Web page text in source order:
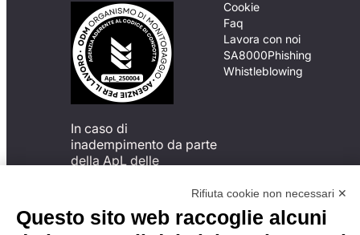
In caso di
inadempimento da parte
della ApL delle
del Codice di Condotta, è
possibile presentare un
reclamo
Cookie
Faq
Lavora con noi
SA8000Phishing
Whistleblowing
Rifiuta cookie non necessari ✕
Questo sito web raccoglie alcuni